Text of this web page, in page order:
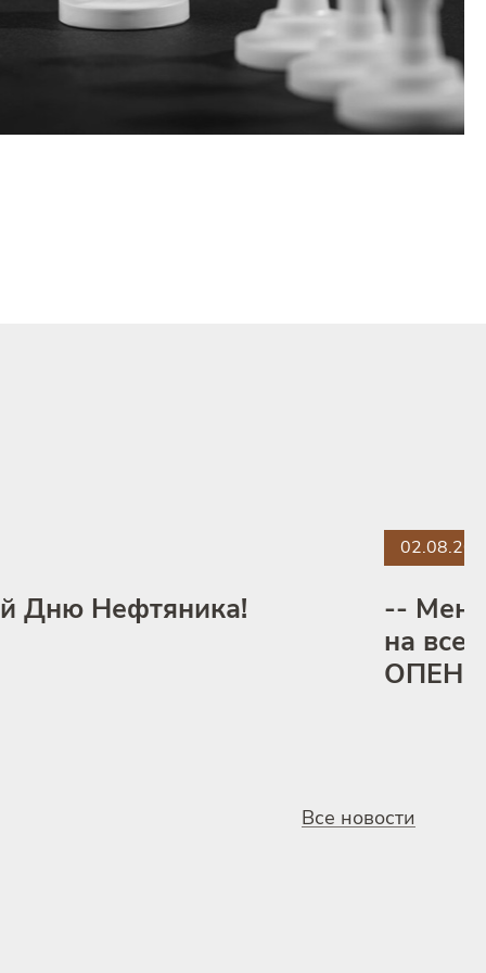
Дню Нефтяника!
--
на
ОПЕН
Все новости